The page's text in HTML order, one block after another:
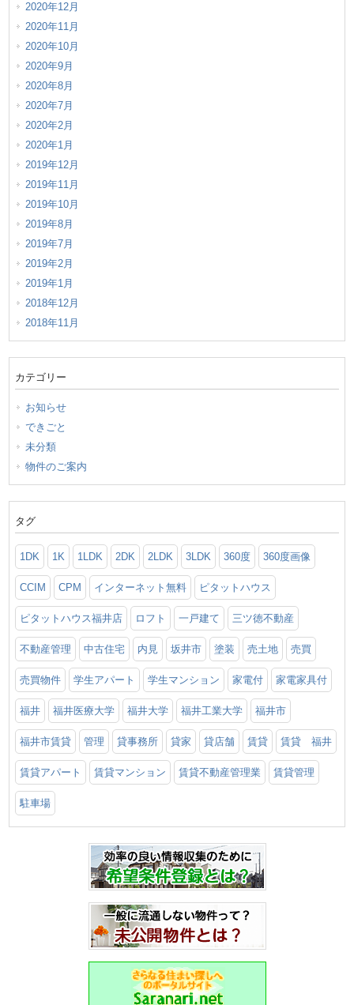
2020年12月
2020年11月
2020年10月
2020年9月
2020年8月
2020年7月
2020年2月
2020年1月
2019年12月
2019年11月
2019年10月
2019年8月
2019年7月
2019年2月
2019年1月
2018年12月
2018年11月
カテゴリー
お知らせ
できごと
未分類
物件のご案内
タグ
1DK 1K 1LDK 2DK 2LDK 3LDK 360度 360度画像
CCIM CPM インターネット無料 ピタットハウス
ピタットハウス福井店 ロフト 一戸建て 三ツ徳不動産
不動産管理 中古住宅 内見 坂井市 塗装 売土地 売買
売買物件 学生アパート 学生マンション 家電付 家電家具付
福井 福井医療大学 福井大学 福井工業大学 福井市
福井市賃貸 管理 貸事務所 貸家 貸店舗 賃貸 賃貸 福井
賃貸アパート 賃貸マンション 賃貸不動産管理業 賃貸管理
駐車場